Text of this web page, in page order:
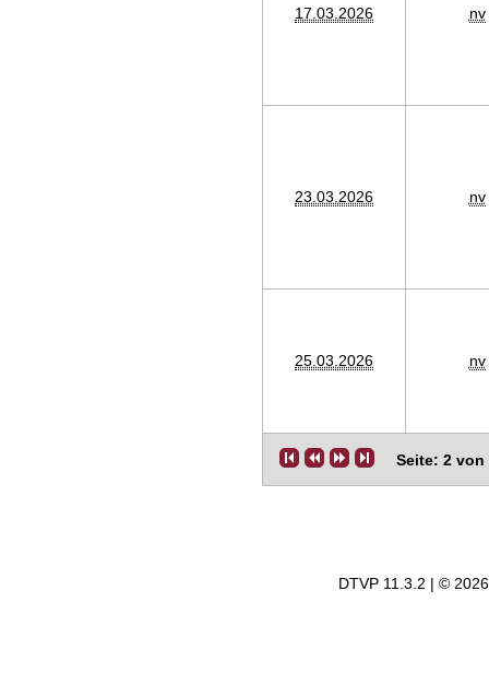
17.03.2026 nv
23.03.2026 nv
25.03.2026 nv
Seite: 2 von
DTVP 11.3.2 | ©